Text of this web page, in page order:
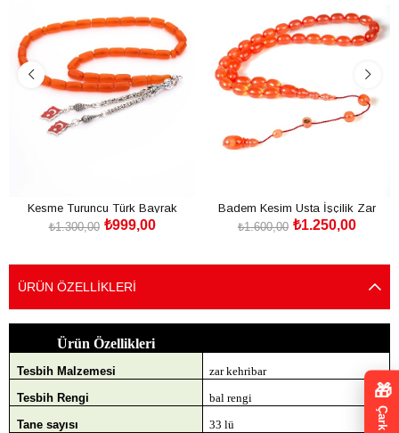
Kesme Turuncu Türk Bayrak
Püsküllü Zar Kehribar Tesbih
₺999,00
₺1.300,00
Badem Kesim Usta İşçilik Zar
Kehribar Tesbih
₺1.250,00
₺1.600,00
ÜRÜN ÖZELLIKLERI
Ürün Özellikleri
Tesbih Malzemesi
zar kehribar
Tesbih Rengi
bal rengi
Tane sayısı
33 lü
🎁
Çark